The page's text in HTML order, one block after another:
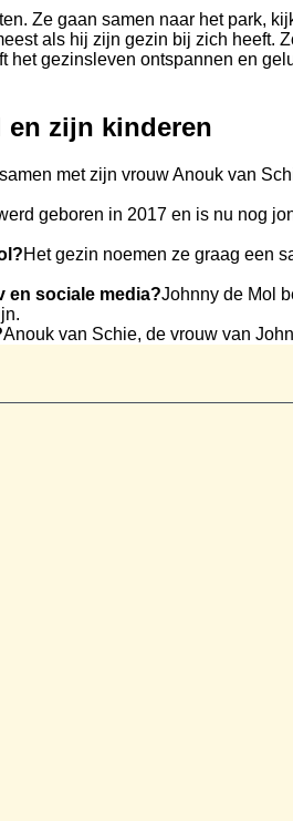
Ze gaan samen naar het park,
als hij zijn gezin bij zich heeft.
gezinsleven ontspannen en
en zijn kinderen
met zijn vrouw Anouk van
geboren in 2017 en is nu nog
Het gezin noemen ze graag een
en sociale media?Johnny de Mol
Anouk van Schie, de vrouw van